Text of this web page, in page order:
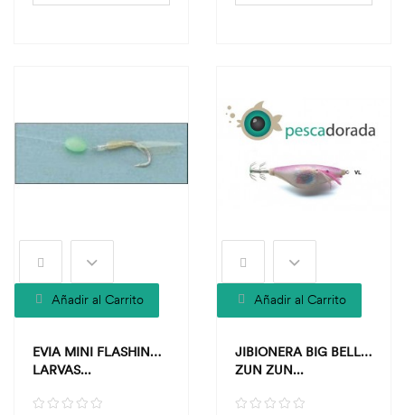
Añadir al Carrito
EVIA MINI FLASHING
LARVAS...
Añadir al Carrito
JIBIONERA BIG BELLY
ZUN ZUN...